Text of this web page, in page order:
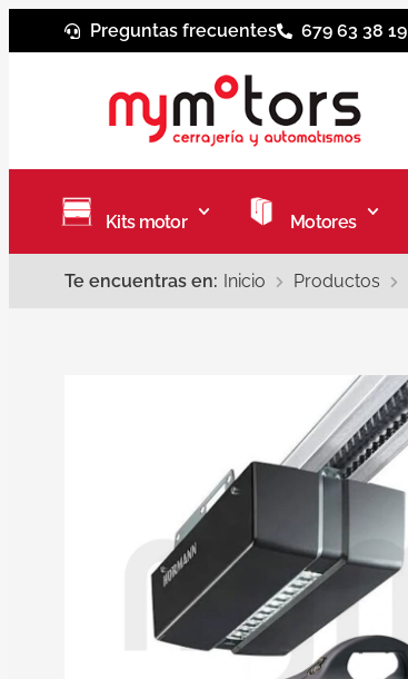
Preguntas frecuentes 679 63 38 19
Kits motor Motores
Te encuentras en: Inicio Productos